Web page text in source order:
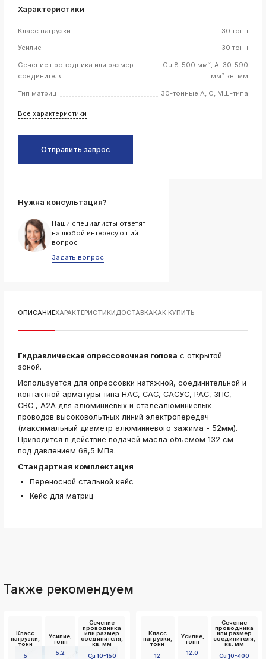
ksldkfjsdlfkjsls;ldfkgjsdl;kfkфыва
k
ksldkfjsdlfkjsls;ldfkgjsdl;kfkфыва
k
k
k
ksldkfjsdlfkjsls;ldfkgjsdl;kfkфыва
k
ksldkfjsdlfkjsls;ldfkgjsdl;kfkфыва
k
ksldkfjsdlfkjsls;ldfkgjsdl;kfkфыва
Характеристики
Класс нагрузки 30 тонн
Усилие 30 тонн
Сечение проводника или размер
соединителя
Cu 8-500 мм², Al 30-590
мм² кв. мм
Тип матриц 30-тонные А, С, МШ-типа
Все характеристики
Отправить запрос
Нужна консультация?
Наши специалисты ответят
на любой интересующий
вопрос
Задать вопрос
ОПИСАНИЕХАРАКТЕРИСТИКИДОСТАВКАКАК КУПИТЬ
Гидравлическая опрессовочная голова с открытой
зоной.
Используется для опрессовки натяжной, соединительной и
контактной арматуры типа НАС, САС, САСУС, РАС, ЗПС,
СВС , А2А для алюминиевых и сталеалюминиевых
проводов высоковольтных линий электропередач
(максимальный диаметр алюминиевого зажима - 52мм).
Приводится в действие подачей масла объемом 132 см
под давлением 68,5 МПа.
Стандартная комплектация
Переносной стальной кейс
Кейс для матриц
Также рекомендуем
Класс
нагрузки,
тонн
5
Усилие,
тонн
5.2
Сечение
проводника
или размер
соединителя,
кв. мм
Cu 10-150
Класс
нагрузки,
тонн
12
Усилие,
тонн
12.0
Сечение
проводника
или размер
соединителя,
кв. мм
Cu 10-400